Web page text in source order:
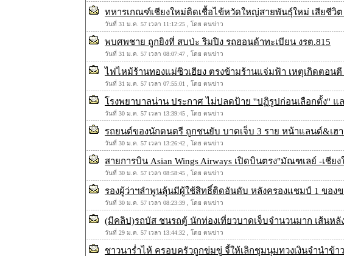
ทหารเกณฑ์เชียงใหม่ติดเชื้อไข้หวัดใหญ่สายพันธุ์ใหม่ เสียชีวิต
วันที่ 31 ม.ค. 57 เวลา 11:12:25 , โดย ตนข่าว
พบศพชาย ถูกยิงที่ สบป่ะ ริมปิง รถฮอนด้าทะเบียน งรต.815
วันที่ 31 ม.ค. 57 เวลา 08:07:47 , โดย ตนข่าว
ไฟไหม้ร้านทองแม่ซิวเฮียง ตรงข้ามร้านแจ่มฟ้า เหตุเกิดตอน
วันที่ 31 ม.ค. 57 เวลา 07:55:01 , โดย ตนข่าว
โรงพยาบาลน่าน ประกาศ ไม่ปลดป้าย ''ปฏิรูปก่อนเลือกตั้ง'' แ
วันที่ 30 ม.ค. 57 เวลา 13:39:45 , โดย ตนข่าว
รถยนต์ของนักดนตรี ถูกชนยับ บาดเจ็บ 3 ราย หน้าแลนด์&เฮา
วันที่ 30 ม.ค. 57 เวลา 13:26:42 , โดย ตนข่าว
สายการบิน Asian Wings Airways เปิดบินตรง"มัณฑเลย์ -เชียง
วันที่ 30 ม.ค. 57 เวลา 08:58:45 , โดย ตนข่าว
รองผู้ว่าฯลำพูนลุ้นมีผู้ใช้สิทธิ์ติดอันดับ หลังครองแชมป์ 1 ของข
วันที่ 30 ม.ค. 57 เวลา 08:23:39 , โดย ตนข่าว
(มีคลิป)รถบัส ชนรถตู้ นักท่องเที่ยวบาดเจ็บจำนวนมาก เส้นหลั
วันที่ 29 ม.ค. 57 เวลา 13:44:32 , โดย ตนข่าว
ชาวนาร่ำไห้ ครอบครัวถูกข่มขู่ จี้ให้เลิกชุมนุมทวงเงินจำนำข้าว